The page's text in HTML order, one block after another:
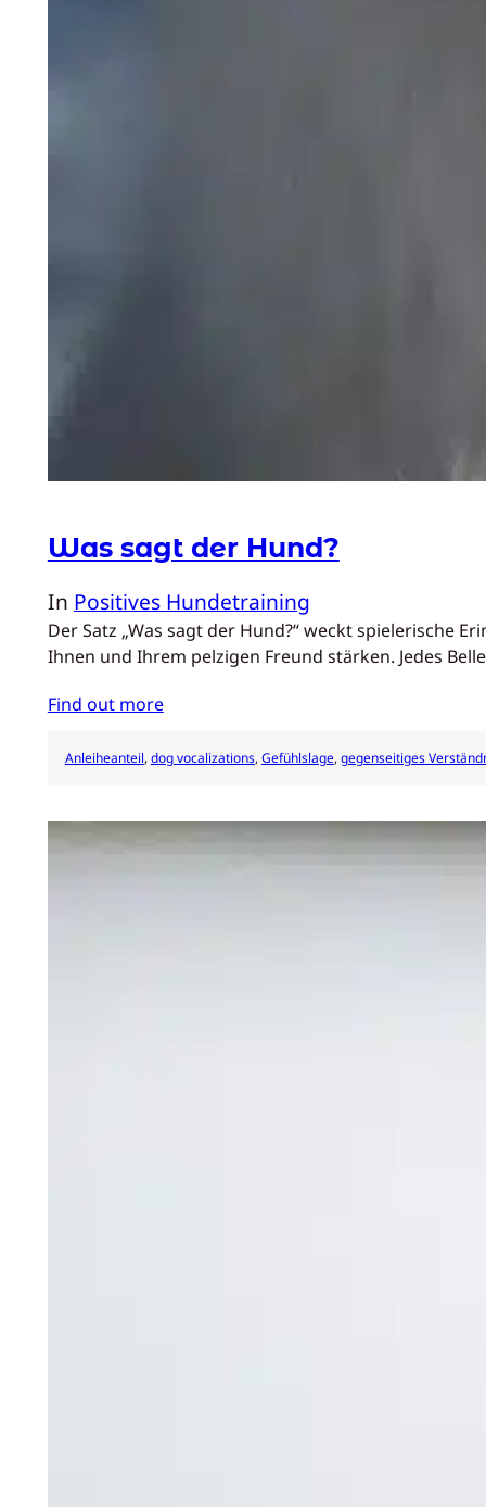
Was sagt der Hund?
In Positives Hundetraining
Der Satz „Was sagt der Hund?“ weckt spielerische
Ihnen und Ihrem pelzigen Freund stärken. Jedes
Find out more
Anleiheanteil, dog vocalizations, Gefühlslage, gegenseitiges